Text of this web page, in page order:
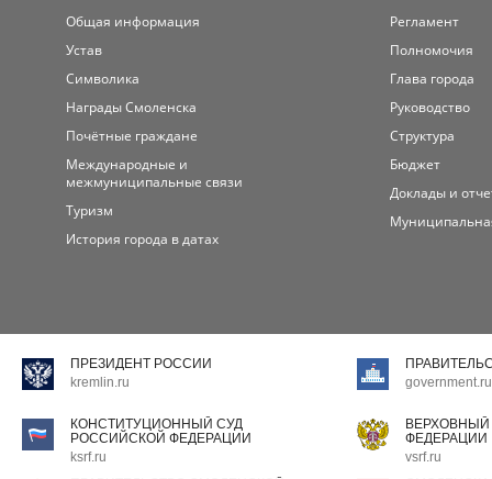
Общая информация
Устав
Символика
Награды Смоленска
Почётные граждане
Международные и
межмуниципальные связи
Туризм
История города в датах
Регламент
Полномочия
Глава города
Руководство
Структура
Бюджет
Доклады и
ПРЕЗИДЕНТ РОССИИ
kremlin.ru
government.ru
КОНСТИТУЦИОННЫЙ СУД
РОССИЙСКОЙ ФЕДЕРАЦИИ
ksrf.ru
ФЕДЕРАЦИИ
vsrf.ru